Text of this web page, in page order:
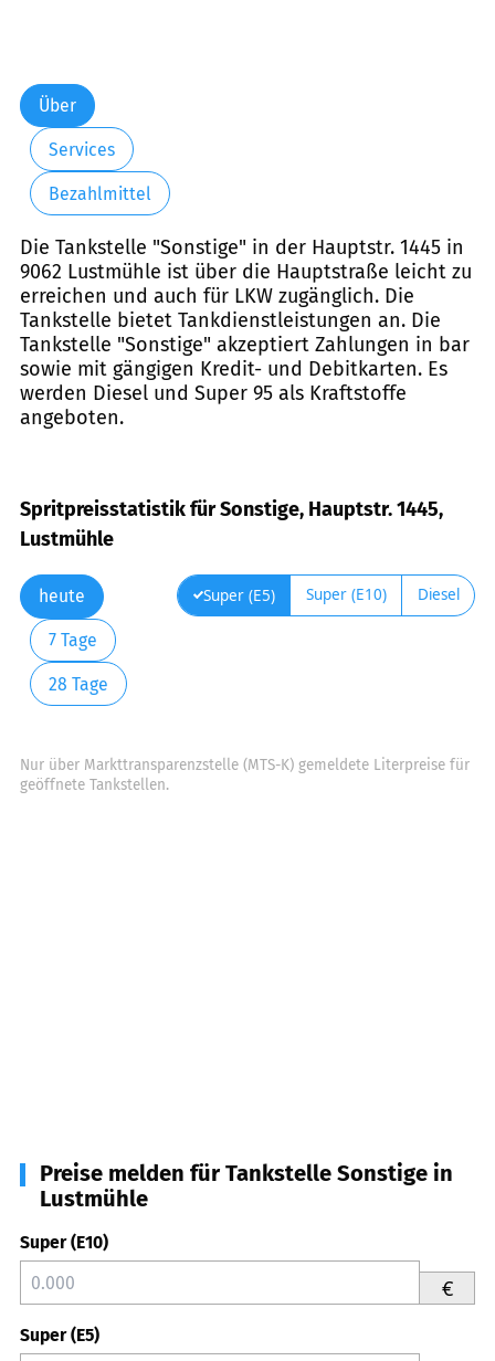
Über
Services
Bezahlmittel
Die Tankstelle "Sonstige" in der Hauptstr. 1445 in
9062 Lustmühle ist über die Hauptstraße leicht zu
erreichen und auch für LKW zugänglich. Die
Tankstelle bietet Tankdienstleistungen an. Die
Tankstelle "Sonstige" akzeptiert Zahlungen in bar
sowie mit gängigen Kredit- und Debitkarten. Es
werden Diesel und Super 95 als Kraftstoffe
angeboten.
Spritpreisstatistik für Sonstige, Hauptstr. 1445,
Lustmühle
heute
7 Tage
28 Tage
Super (E5) Super (E10) Diesel
Nur über Markttransparenzstelle (MTS-K) gemeldete Literpreise für
geöffnete Tankstellen.
Preise melden für Tankstelle Sonstige in
Lustmühle
Super (E10)
€
Super (E5)